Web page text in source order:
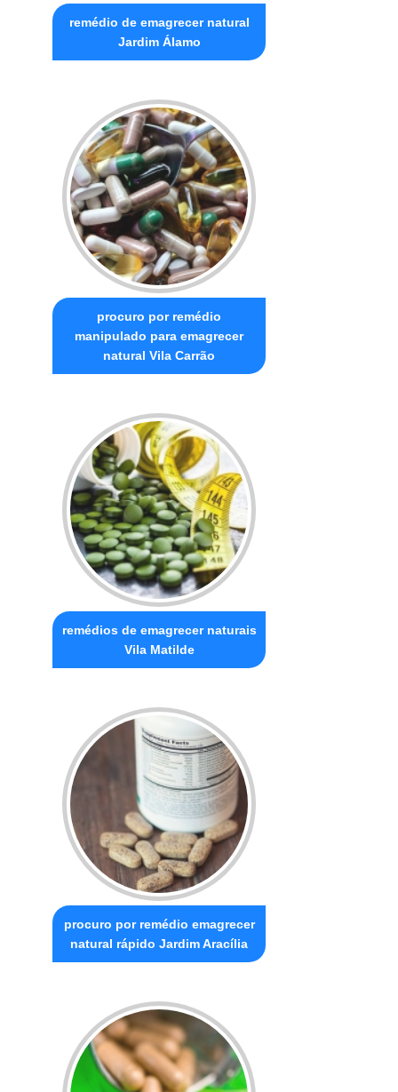
remédio de emagrecer natural
Jardim Álamo
procuro por remédio
manipulado para emagrecer
natural Vila Carrão
remédios de emagrecer naturais
Vila Matilde
procuro por remédio emagrecer
natural rápido Jardim Aracília